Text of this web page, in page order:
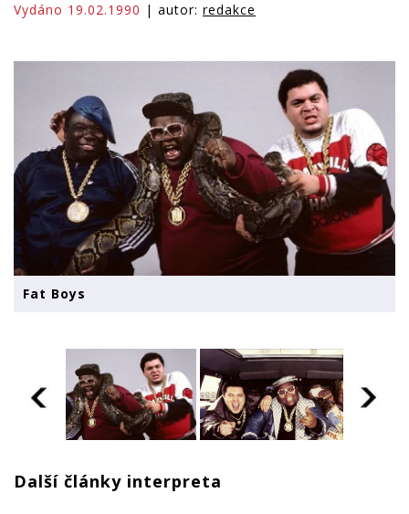
Vydáno 19.02.1990 | autor: redakce
Fat Boys
Další články interpreta